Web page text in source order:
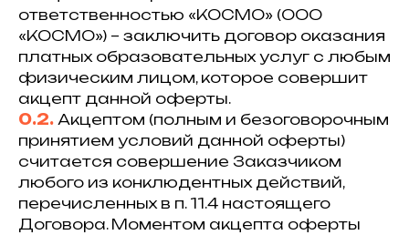
ответственностью «КОСМО» (ООО
«КОСМО») – заключить договор оказания
платных образовательных услуг с любым
физическим лицом, которое совершит
акцепт данной оферты.
0.2. Акцептом (полным и безоговорочным
принятием условий данной оферты)
считается совершение Заказчиком
любого из конклюдентных действий,
перечисленных в п. 11.4 настоящего
Договора. Моментом акцепта оферты